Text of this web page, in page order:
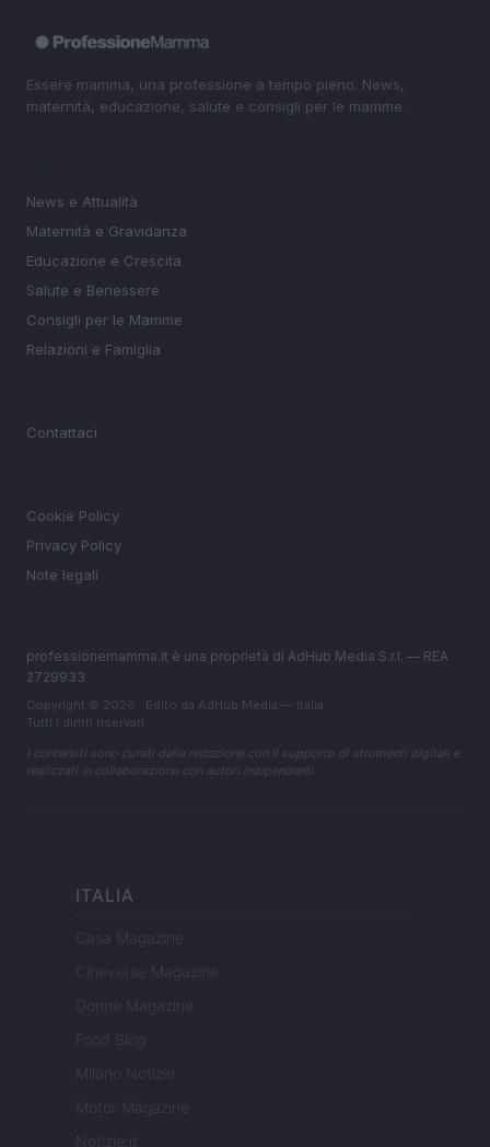
Essere mamma, una professione a tempo pieno. News,
maternità, educazione, salute e consigli per le mamme.
News e Attualità
Maternità e Gravidanza
Educazione e Crescita
Salute e Benessere
Consigli per le Mamme
Relazioni e Famiglia
Contattaci
Cookie Policy
Privacy Policy
Note legali
professionemamma.it è una proprietà di AdHub Media S.r.l. — REA
2729933
Copyright © 2026 · Edito da AdHub Media — Italia
Tutti i diritti riservati
I contenuti sono curati dalla redazione con il supporto di strumenti digitali e
realizzati in collaborazione con autori indipendenti.
ITALIA
Casa Magazine
Cineverse Magazine
Donne Magazine
Food Blog
Milano Notizie
Motor Magazine
Notizie.it